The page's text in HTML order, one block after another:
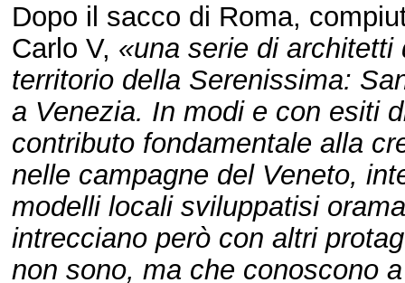
Dopo il sacco di Roma,
Carlo V, «una serie di
territorio della Serenissima:
a Venezia. In modi e con esiti
contributo fondamentale alla
nelle campagne del Veneto,
modelli locali sviluppatisi
intrecciano però con altri
non sono, ma che conoscono